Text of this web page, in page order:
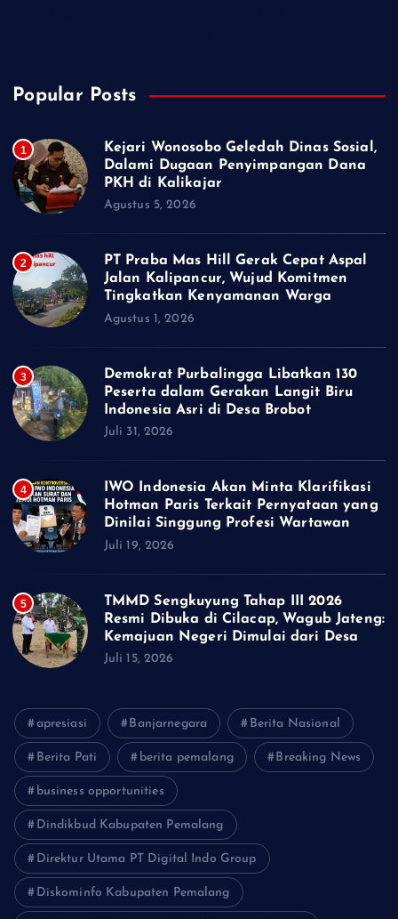
Popular Posts
1
Kejari Wonosobo Geledah Dinas Sosial,
Dalami Dugaan Penyimpangan Dana
PKH di Kalikajar
Agustus 5, 2026
2
PT Praba Mas Hill Gerak Cepat Aspal
Jalan Kalipancur, Wujud Komitmen
Tingkatkan Kenyamanan Warga
Agustus 1, 2026
3
Demokrat Purbalingga Libatkan 130
Peserta dalam Gerakan Langit Biru
Indonesia Asri di Desa Brobot
Juli 31, 2026
4
IWO Indonesia Akan Minta Klarifikasi
Hotman Paris Terkait Pernyataan yang
Dinilai Singgung Profesi Wartawan
Juli 19, 2026
5
TMMD Sengkuyung Tahap III 2026
Resmi Dibuka di Cilacap, Wagub Jateng:
Kemajuan Negeri Dimulai dari Desa
Juli 15, 2026
apresiasi Banjarnegara Berita Nasional
Berita Pati berita pemalang Breaking News
business opportunities
Dindikbud Kabupaten Pemalang
Direktur Utama PT Digital Indo Group
Diskominfo Kabupaten Pemalang